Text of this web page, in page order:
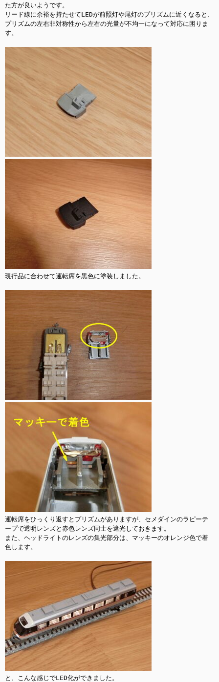
た方が良いようです。
リード線に余裕を持たせてLEDが前照灯や尾灯のプリズムに近くなると、
プリズムの左右非対称性から左右の光量が不均一になって対応に困りま
す。
現行品に合わせて運転席を黒色に塗装しました。
運転席をひっくり返すとプリズムがありますが、セメダインのラピーテ
ープで透明レンズと赤色レンズ同士を遮光しておきます。
また、ヘッドライトのレンズの集光部分は、マッキーのオレンジ色で着
色します。
と、こんな感じでLED化ができました。